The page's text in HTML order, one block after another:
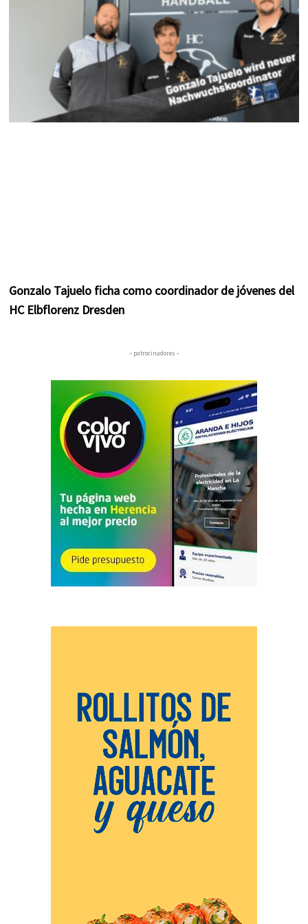
m t
Gonzalo Tajuelo ficha como coordinador de jóvenes del
HC Elbflorenz Dresden
– patrocinadores –